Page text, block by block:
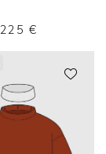
225 €